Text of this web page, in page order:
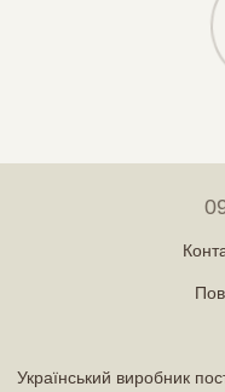
Український виробник